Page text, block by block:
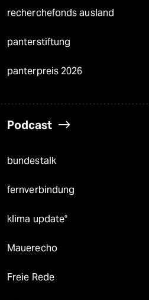
recherchefonds ausland
panterstiftung
panterpreis 2026
Podcast
bundestalk
fernverbindung
klima update°
Mauerecho
Freie Rede